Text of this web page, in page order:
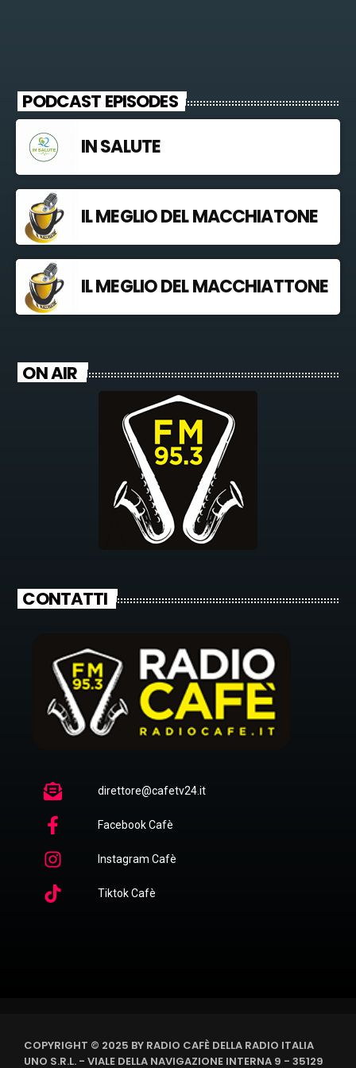
PODCAST EPISODES
IN SALUTE
IL MEGLIO DEL MACCHIATONE
IL MEGLIO DEL MACCHIATTONE
ON AIR
CONTATTI
direttore@cafetv24.it
Facebook Cafè
Instagram Cafè
Tiktok Cafè
COPYRIGHT © 2025 BY RADIO CAFÈ DELLA RADIO ITALIA
UNO S.R.L. - VIALE DELLA NAVIGAZIONE INTERNA 9 - 35129